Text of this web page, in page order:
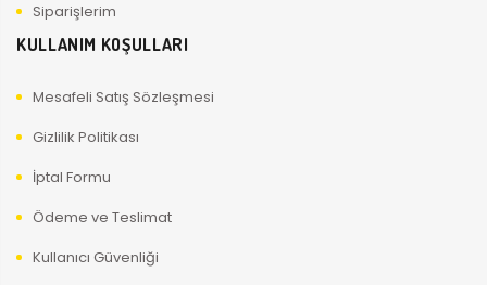
Siparişlerim
KULLANIM KOŞULLARI
Mesafeli Satış Sözleşmesi
Gizlilik Politikası
İptal Formu
Ödeme ve Teslimat
Kullanıcı Güvenliği